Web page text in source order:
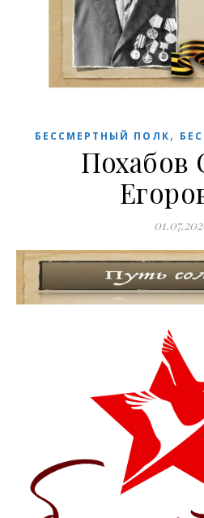
БЕССМЕРТНЫЙ ПОЛК,
Похабов